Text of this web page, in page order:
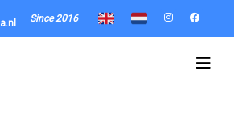
Since 2016